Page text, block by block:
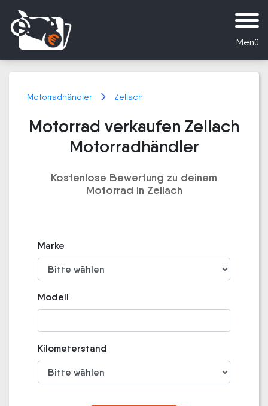
Menü
Motorradhändler Zellach
Motorrad verkaufen Zellach
Motorradhändler
Kostenlose Bewertung zu deinem
Motorrad in Zellach
Marke
Modell
Kilometerstand